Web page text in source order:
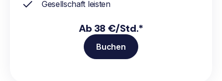
Gesellschaft leisten
Ab 38 €/Std.*
Buchen